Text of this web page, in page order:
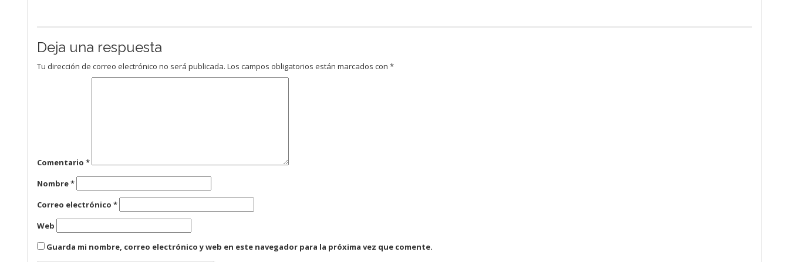
Deja una respuesta
Tu dirección de correo electrónico no será publicada. Los campos obligatorios están marcados con*
Comentario*
Nombre*
Correo electrónico*
Web
Guarda mi nombre, correo electrónico y web en este navegador para la próxima vez que comente.